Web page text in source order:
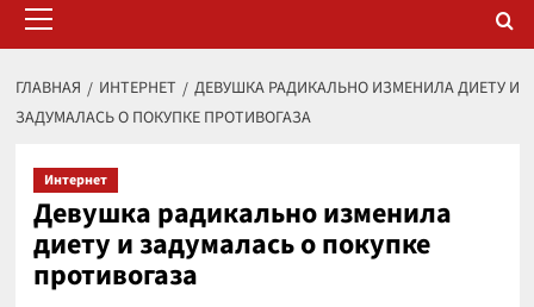
меню
ГЛАВНАЯ ИНТЕРНЕТ
ДЕВУШКА РАДИКАЛЬНО ИЗМЕНИЛА ДИЕТУ И
ЗАДУМАЛАСЬ О ПОКУПКЕ ПРОТИВОГАЗА
Интернет
Девушка радикально изменила
диету и задумалась о покупке
противогаза